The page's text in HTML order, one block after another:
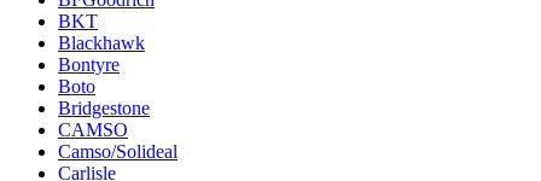
BKT
Blackhawk
Bontyre
Boto
Bridgestone
CAMSO
Camso/Solideal
Carlisle